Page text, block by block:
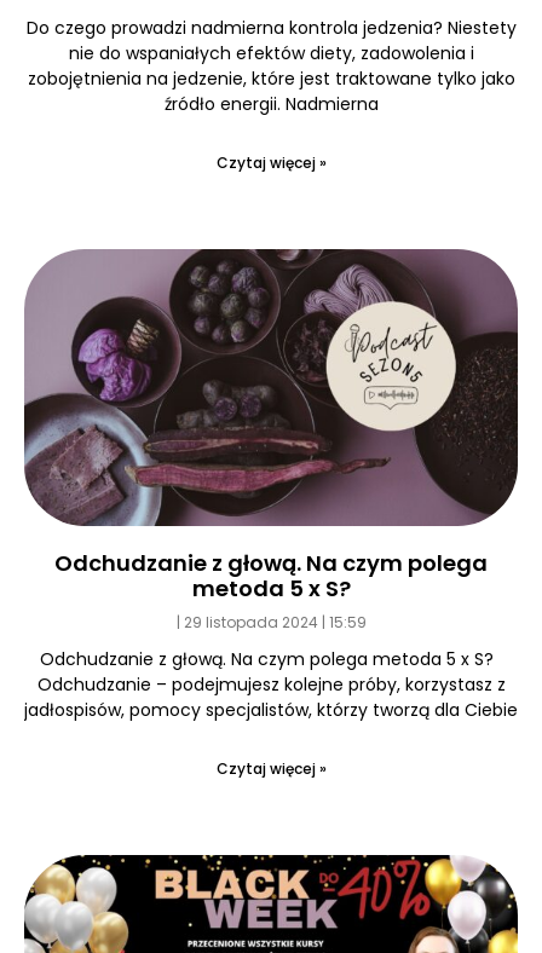
Do czego prowadzi nadmierna kontrola jedzenia? Niestety
nie do wspaniałych efektów diety, zadowolenia i
zobojętnienia na jedzenie, które jest traktowane tylko jako
źródło energii. Nadmierna
Czytaj więcej »
Odchudzanie z głową. Na czym polega
metoda 5 x S?
29 listopada 2024 15:59
Odchudzanie z głową. Na czym polega metoda 5 x S?
Odchudzanie – podejmujesz kolejne próby, korzystasz z
jadłospisów, pomocy specjalistów, którzy tworzą dla Ciebie
Czytaj więcej »